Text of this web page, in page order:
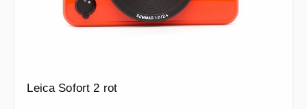
Leica Sofort 2 rot